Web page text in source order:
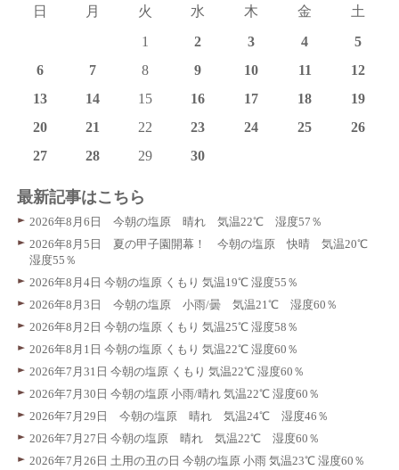
日
月 火 水 木 金
土
1
2 3 4
5
6
7 8 9 10 11
12
13
14 15 16 17 18
19
20
21 22 23 24 25
26
27
28 29 30
最新記事はこちら
2026年8月6日 今朝の塩原 晴れ 気温22℃ 湿度57％
2026年8月5日 夏の甲子園開幕！ 今朝の塩原 快晴 気温20℃
湿度55％
2026年8月4日 今朝の塩原 くもり 気温19℃ 湿度55％
2026年8月3日 今朝の塩原 小雨/曇 気温21℃ 湿度60％
2026年8月2日 今朝の塩原 くもり 気温25℃ 湿度58％
2026年8月1日 今朝の塩原 くもり 気温22℃ 湿度60％
2026年7月31日 今朝の塩原 くもり 気温22℃ 湿度60％
2026年7月30日 今朝の塩原 小雨/晴れ 気温22℃ 湿度60％
2026年7月29日 今朝の塩原 晴れ 気温24℃ 湿度46％
2026年7月27日 今朝の塩原 晴れ 気温22℃ 湿度60％
2026年7月26日 土用の丑の日 今朝の塩原 小雨 気温23℃ 湿度60％